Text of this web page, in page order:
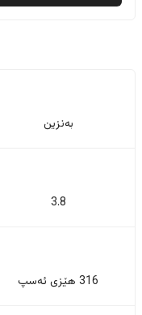
بەنزین
3.8
316 هێزی ئەسپ